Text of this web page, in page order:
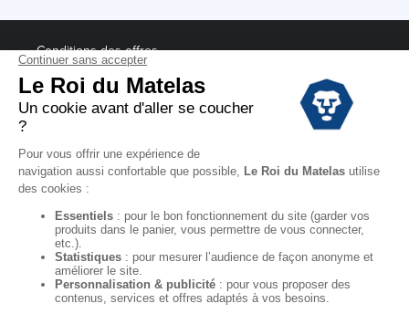
Conditions des offres
Black Friday
Destockage
Soldes
Conditions Générales de vente magasin
Conditions Générales de vente internet
Mentions Légales
Données personnelles
Codes promo Le Roi du Matelas